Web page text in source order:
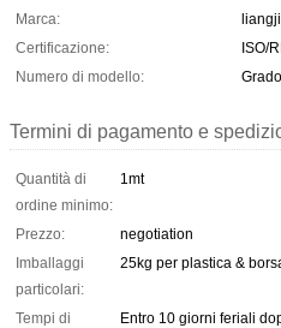
Marca:
Certificazione:
ISO/
Numero di modello:
Termini di pagamento e
Quantità di
ordine minimo:
1mt
Prezzo:
negotiation
Imballaggi
particolari:
25kg per plastica &
Tempi di
Entro 10 giorni feriali